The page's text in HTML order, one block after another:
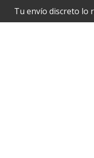
Tu envío discreto lo